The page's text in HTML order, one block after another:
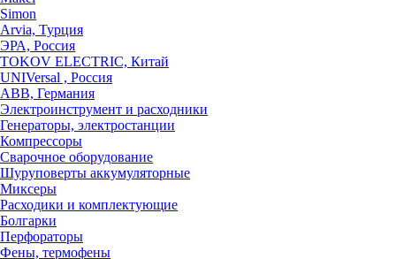
Simon
Arvia, Турция
ЭРА, Россия
TOKOV ELECTRIC, Китай
UNIVersal , Россия
ABB, Германия
Электроинструмент и расходники
Генераторы, электростанции
Компрессоры
Сварочное оборудование
Шуруповерты аккумуляторные
Миксеры
Расходики и комплектующие
Болгарки
Перфораторы
Фены, термофены